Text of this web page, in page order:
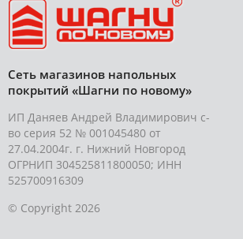
Сеть магазинов напольных
покрытий «Шагни по новому»
ИП Даняев Андрей Владимирович с-
во серия 52 № 001045480 от
27.04.2004г. г. Нижний Новгород
ОГРНИП 304525811800050; ИНН
525700916309
© Copyright 2026